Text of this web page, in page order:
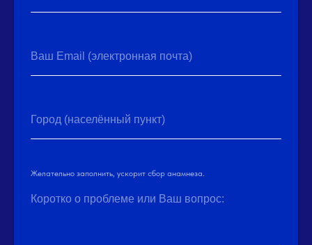
Ваш Email (электронная почта)
Город (населённый пункт)
Желательно заполнить, ускорит сбор анамнеза.
Коротко о проблеме или Ваш вопрос: